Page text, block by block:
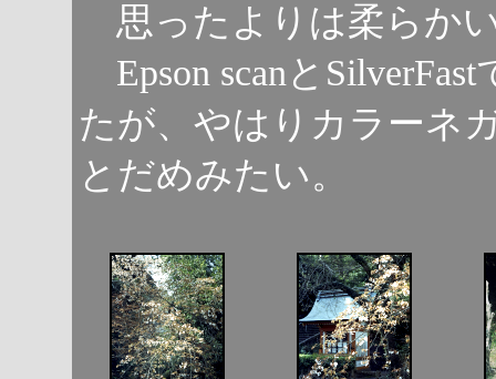
思ったよりは柔らか
Epson scanと
たが、やはりカラーネ
とだめみたい。